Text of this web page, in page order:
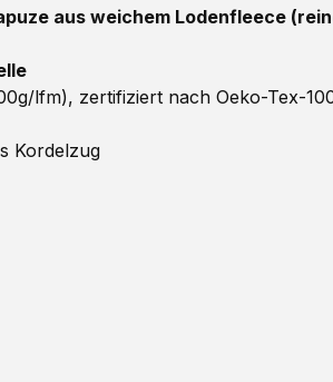
aus weichem Lodenfleece
lfm), zertifiziert nach Oeko-Tex-
Kordelzug